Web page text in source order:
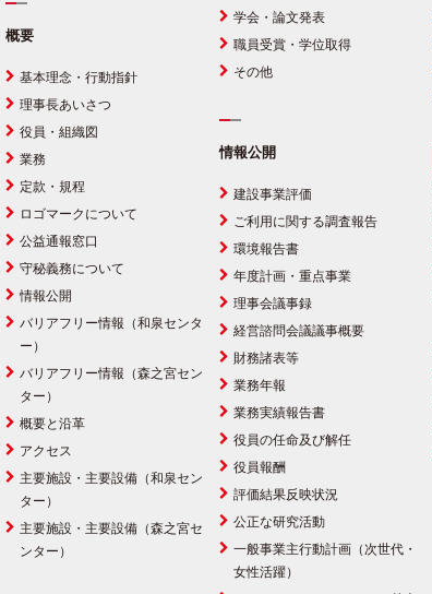
概要
基本理念・行動指針
理事長あいさつ
役員・組織図
業務
定款・規程
ロゴマークについて
公益通報窓口
守秘義務について
情報公開
バリアフリー情報（和泉センタ
ー）
バリアフリー情報（森之宮セン
ター）
概要と沿革
アクセス
主要施設・主要設備（和泉セン
ター）
主要施設・主要設備（森之宮セ
ンター）
学会・論文発表
職員受賞・学位取得
その他
情報公開
建設事業評価
ご利用に関する調査報告
環境報告書
年度計画・重点事業
理事会議事録
経営諮問会議議事概要
財務諸表等
業務年報
業務実績報告書
役員の任命及び解任
役員報酬
評価結果反映状況
公正な研究活動
一般事業主行動計画（次世代・
女性活躍）